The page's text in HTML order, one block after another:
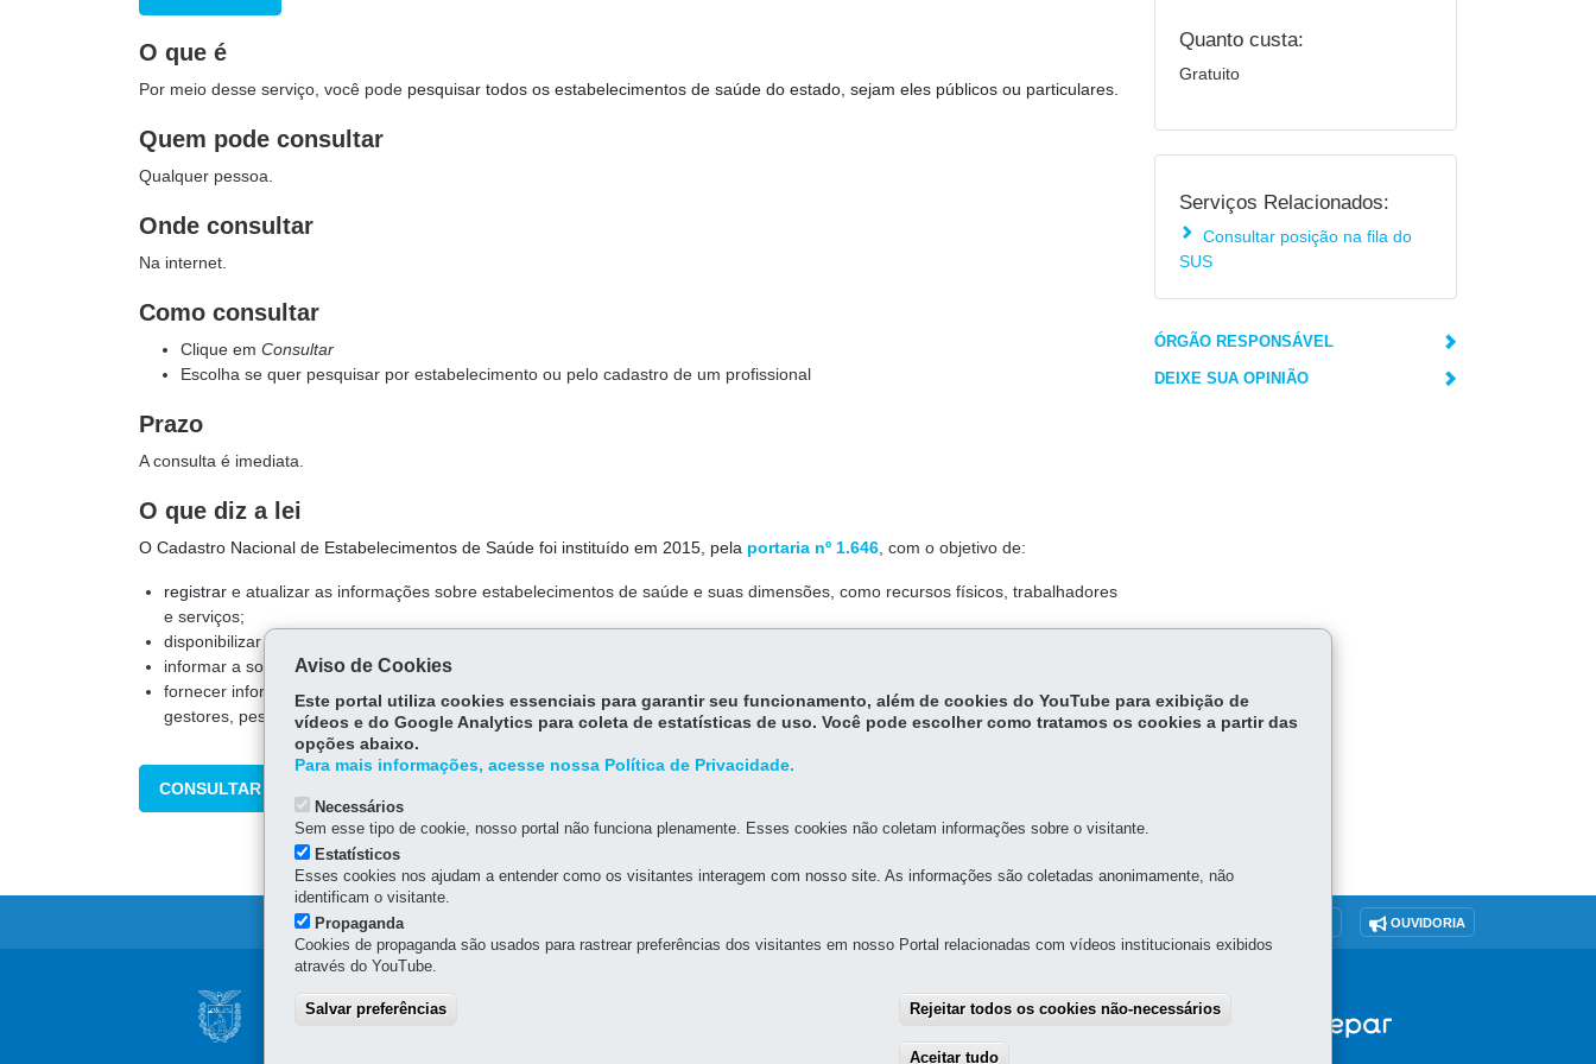
O que é
Por meio desse serviço, você pode pesquisar todos os estabelecimentos de saúde do estado, sejam eles públicos ou particulares.
Quem pode consultar
Qualquer pessoa.
Onde consultar
Na internet.
Como consultar
Clique em Consultar
Escolha se quer pesquisar por estabelecimento ou pelo cadastro de um profissional
Prazo
A consulta é imediata.
O que diz a lei
O Cadastro Nacional de Estabelecimentos de Saúde foi instituído em 2015, pela portaria nº 1.646 , com o objetivo de:
registrar e atualizar as informações sobre estabelecimentos de saúde e suas dimensões, como recursos físicos, trabalhadores
e serviços;
disponibilizar esse material para outros sistemas de informação;
informar a sociedade os serviços disponíveis nos territórios, formas de acesso e funcionamento;
fornecer informações detalhadas que apoiem a tomada de decisão, o planejamento, a programação e o conhecimento pelos
gestores, pesquisadores, trabalhadores e sociedade em geral.
CONSULTAR
Quanto custa:
Gratuito
Serviços Relacionados:
Consultar posição na fila do
SUS
ÓRGÃO RESPONSÁVEL
DEIXE SUA OPINIÃO
OUVIDORIA
Navegação
principal
CONSELHO ESTADUAL DE GOVERNANÇA DIGITAL E SEGURANÇA DA
Aviso de Cookies
Este portal utiliza cookies essenciais para garantir seu funcionamento, além de cookies do YouTube para exibição de
vídeos e do Google Analytics para coleta de estatísticas de uso. Você pode escolher como tratamos os cookies a partir das
opções abaixo.
Para mais informações, acesse nossa Política de Privacidade.
Necessários
Sem esse tipo de cookie, nosso portal não funciona plenamente. Esses cookies não coletam informações sobre o visitante.
Estatísticos
Esses cookies nos ajudam a entender como os visitantes interagem com nosso site. As informações são coletadas anonimamente, não
identificam o visitante.
Propaganda
Cookies de propaganda são usados para rastrear preferências dos visitantes em nosso Portal relacionadas com vídeos institucionais exibidos
através do YouTube.
Salvar preferências Rejeitar todos os cookies não-necessários
Aceitar tudo